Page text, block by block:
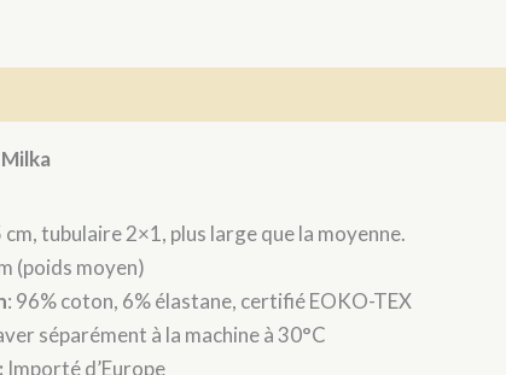
cm, tubulaire 2×1, plus large que la moyenne.
(poids moyen)
: 96% coton, 6% élastane, certifié EOKO-TEX
séparément à la machine à 30°C
Importé d’Europe